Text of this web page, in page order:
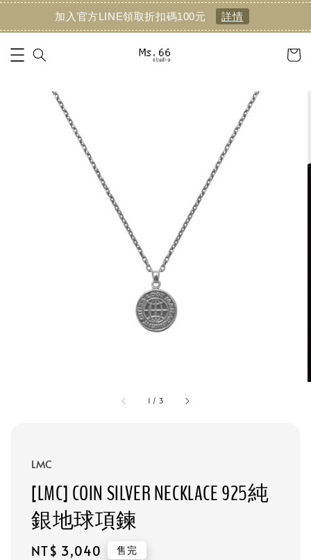
加入官方LINE領取折扣碼100元 詳情
1 / 3
LMC
[LMC] COIN SILVER NECKLACE 925純
銀地球項鍊
Regular
NT$ 3,040 售完